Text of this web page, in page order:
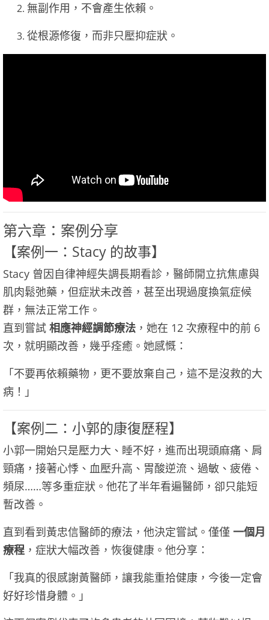
無副作用，不會產生依賴。
從根源修復，而非只壓抑症狀。
第六章：案例分享
【案例一：Stacy 的故事】
Stacy 曾因自律神經失調長期看診，醫師開立抗焦慮與
肌肉鬆弛藥，但症狀未改善，甚至出現過度換氣症候
群，無法正常工作。
直到嘗試 相應神經調節療法 ，她在 12 次療程中的前 6
次，就明顯改善，幾乎痊癒。她感慨：
「不要再依賴藥物，更不要放棄自己，這不是沒救的大
病！」
【案例二：小郭的康復歷程】
小郭一開始只是壓力大、睡不好，進而出現頭麻痛、肩
頸痛，接著心悸、血壓升高、胃酸逆流、過敏、疲倦、
頻尿……等多重症狀。他花了半年看遍醫師，卻只能短
暫改善。
直到看到黃忠信醫師的療法，他決定嘗試。僅僅 一個月
療程 ，症狀大幅改善，恢復健康。他分享：
「我真的很感謝黃醫師，讓我能重拾健康，今後一定會
好好珍惜身體。」